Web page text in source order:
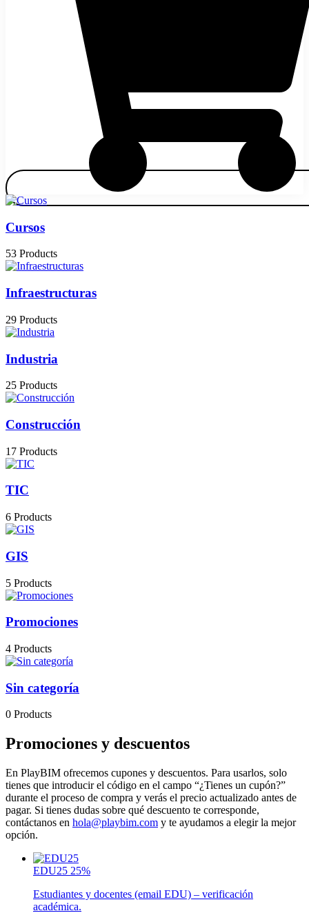
Cursos
53 Products
Infraestructuras
29 Products
Industria
25 Products
Construcción
17 Products
TIC
6 Products
GIS
5 Products
Promociones
4 Products
Sin categoría
0 Products
Promociones y descuentos
En PlayBIM ofrecemos cupones y descuentos. Para usarlos, solo
tienes que introducir el código en el campo “¿Tienes un cupón?”
durante el proceso de compra y verás el precio actualizado antes de
pagar. Si tienes dudas sobre qué descuento te corresponde,
contáctanos en hola@playbim.com y te ayudamos a elegir la mejor
opción.
EDU25 25%
Estudiantes y docentes (email EDU) – verificación
académica.